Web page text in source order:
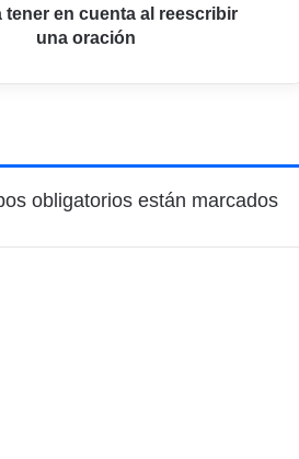
tener en cuenta al reescribir
una oración
obligatorios están marcados